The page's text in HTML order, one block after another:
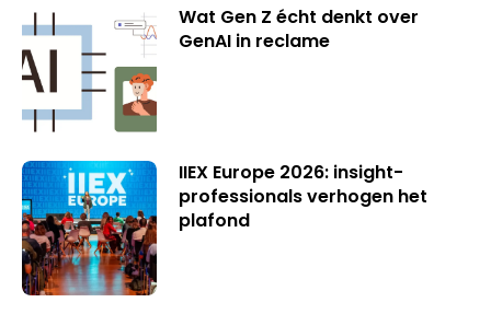
Wat Gen Z écht denkt over
GenAI in reclame
IIEX Europe 2026: insight-
professionals verhogen het
plafond